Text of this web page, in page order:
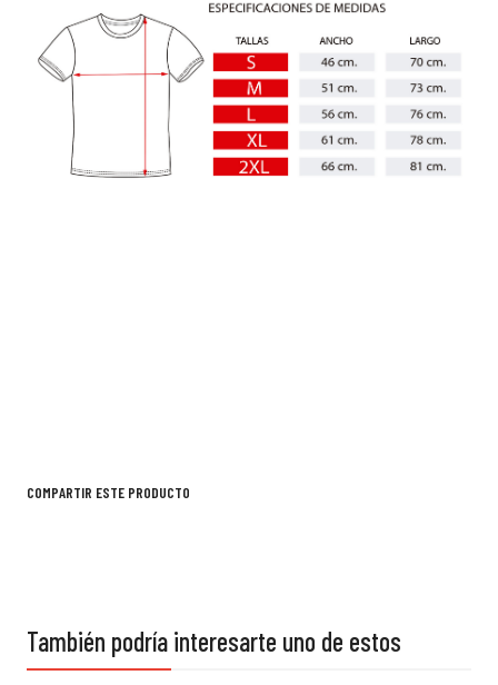
COMPARTIR ESTE PRODUCTO
También podría interesarte uno de estos